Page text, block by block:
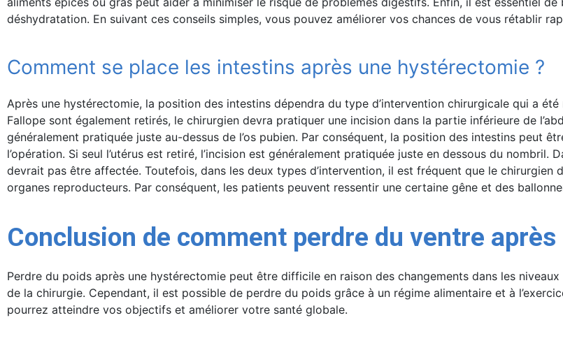
déshydratation. En suivant ces conseils simples, vous pouvez améliorer vos chances de vous rétablir
Comment se place les intestins après une hystérectomie ?
Après une hystérectomie, la position des intestins dépendra du type d’intervention chirurgicale qui a
Fallope sont également retirés, le chirurgien devra pratiquer une incision dans la partie inférieure de
généralement pratiquée juste au-dessus de l’os pubien. Par conséquent, la position des intestins peut
l’opération. Si seul l’utérus est retiré, l’incision est généralement pratiquée juste en dessous du nombril.
devrait pas être affectée. Toutefois, dans les deux types d’intervention, il est fréquent que le chirurgien
organes reproducteurs. Par conséquent, les patients peuvent ressentir une certaine gêne et des
Conclusion de comment perdre du ventre
Perdre du poids après une hystérectomie peut être difficile en raison des changements dans les niveaux
de la chirurgie. Cependant, il est possible de perdre du poids grâce à un régime alimentaire et à
pourrez atteindre vos objectifs et améliorer votre santé globale.